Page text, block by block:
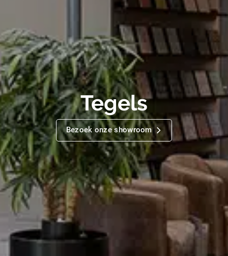
Tegels
Bezoek onze showroom